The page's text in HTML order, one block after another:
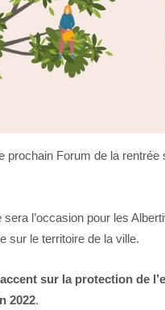
prochain Forum de la
l’occasion pour les
sur le territoire de la ville.
sur la protection de
2022.